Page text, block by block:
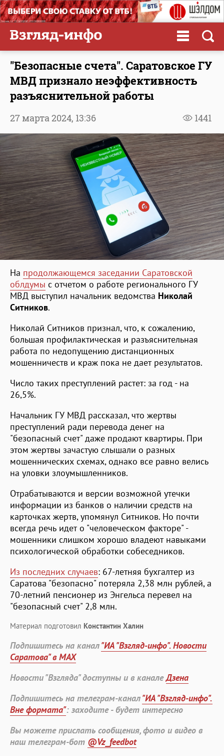
"Безопасные счета". Саратовское ГУ
МВД признало неэффективность
разъяснительной работы
1441
27 марта 2024, 13:36
На продолжающемся заседании Саратовской
облдумы с отчетом о работе регионального ГУ
МВД выступил начальник ведомства Николай
Ситников.
Николай Ситников признал, что, к сожалению,
большая профилактическая и разъяснительная
работа по недопущению дистанционных
мошенничеств и краж пока не дает результатов.
Число таких преступлений растет: за год - на
26,5%.
Начальник ГУ МВД рассказал, что жертвы
преступлений ради перевода денег на
"безопасный счет" даже продают квартиры. При
этом жертвы зачастую слышали о разных
мошеннических схемах, однако все равно велись
на уловки злоумышленников.
Отрабатываются и версии возможной утечки
информации из банков о наличии средств на
карточках жертв, упомянул Ситников. Но почти
всегда речь идет о "человеческом факторе" -
мошенники слишком хорошо владеют навыками
психологической обработки собеседников.
Из последних случаев: 67-летняя бухгалтер из
Саратова "безопасно" потеряла 2,38 млн рублей, а
70-летний пенсионер из Энгельса перевел на
"безопасный счет" 2,8 млн.
Материал подготовил Константин Халин
Подпишитесь на канал"ИА "Взгляд-инфо". Новости
Саратова" в MAX
Новости "Взгляда" доступны и в каналеДзена
Подпишитесь на телеграм-канал"ИА "Взгляд-инфо".
Вне формата": заходите - будет интересно
Вы можете прислать сообщения, фото и видео в
наш телеграм-бот @Vz_feedbot